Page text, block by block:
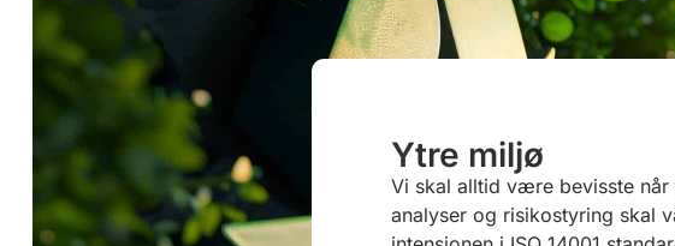
Ytre miljø
Vi skal alltid være bevisste når
analyser og risikostyring skal